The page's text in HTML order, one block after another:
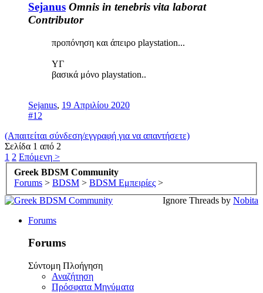
Sejanus Omnis in tenebris vita laborat
Contributor
προπόνηση και άπειρο playstation...
ΥΓ
βασικά μόνο playstation..
Sejanus, 19 Απριλίου 2020
#12
(Απαιτείται σύνδεση/εγγραφή για να απαντήσετε)
Σελίδα 1 από 2
1 2 Επόμενη >
Greek BDSM Community
Forums > BDSM > BDSM Εμπειρίες >
Ignore Threads by Nobita
Forums
Forums
Σύντομη Πλοήγηση
Αναζήτηση
Πρόσφατα Μηνύματα